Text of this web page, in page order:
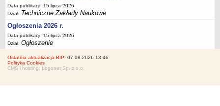
Data publikacji: 15 lipca 2026
Dział: Techniczne Zakłady Naukowe
Ogłoszenia 2026 r.
Data publikacji: 15 lipca 2026
Dział:Ogłoszenie
Ostatnia aktualizacja BIP: 07.08.2026 13:46
Polityka Cookies
CMS i hosting: Logonet Sp. z o.o.